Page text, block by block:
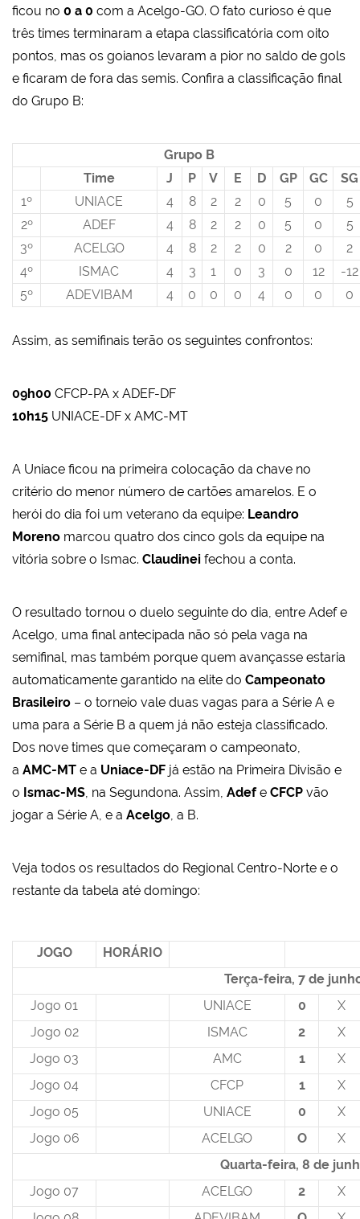
ficou no 0 a 0 com a Acelgo-GO. O fato curioso é que
três times terminaram a etapa classificatória com oito
pontos, mas os goianos levaram a pior no saldo de gols
e ficaram de fora das semis. Confira a classificação final
do Grupo B:
Grupo B
Time
J P V E D GP GC
SG
1º
UNIACE 4 8 2 2 0 5 0
5
2º
ADEF 4 8 2 2 0 5 0
5
3º
ACELGO 4 8 2 2 0 2 0
2
4º
ISMAC 4 3 1 0 3 0 12
-12
5º
ADEVIBAM 4 0 0 0 4 0 0 0
Assim, as semifinais terão os seguintes confrontos:
09h00 CFCP-PA x ADEF-DF
10h15 UNIACE-DF x AMC-MT
A Uniace ficou na primeira colocação da chave no
critério do menor número de cartões amarelos. E o
herói do dia foi um veterano da equipe: Leandro
Moreno marcou quatro dos cinco gols da equipe na
vitória sobre o Ismac. Claudinei fechou a conta.
O resultado tornou o duelo seguinte do dia, entre Adef e
Acelgo, uma final antecipada não só pela vaga na
semifinal, mas também porque quem avançasse estaria
automaticamente garantido na elite do Campeonato
Brasileiro – o torneio vale duas vagas para a Série A e
uma para a Série B a quem já não esteja classificado.
Dos nove times que começaram o campeonato,
a AMC-MT e a Uniace-DF já estão na Primeira Divisão e
o Ismac-MS , na Segundona. Assim, Adefe CFCP vão
jogar a Série A, e a Acelgo , a B.
Veja todos os resultados do Regional Centro-Norte e o
restante da tabela até domingo:
JOGO
HORÁRIO
Terça-feira, 7 de
Jogo 01
UNIACE 0
X
Jogo 02
ISMAC 2
X
Jogo 03
AMC 1
X
Jogo 04
CFCP 1
X
Jogo 05
UNIACE 0
X
Jogo 06
ACELGO O
X
Quarta-feira, 8 de
Jogo 07
ACELGO 2
X